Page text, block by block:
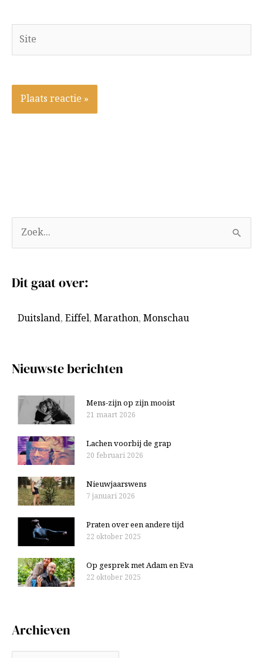
Site
o
k
r
Dit gaat over:
Duitsland, Eiffel, Marathon, Monschau
Nieuwste berichten
Mens-zijn op zijn mooist
21 maart 2026
Lachen voorbij de grap
20 februari 2026
Nieuwjaarswens
7 januari 2026
Praten over een andere tijd
22 oktober 2025
Op gesprek met Adam en Eva
22 oktober 2025
Archieven
r
h
n